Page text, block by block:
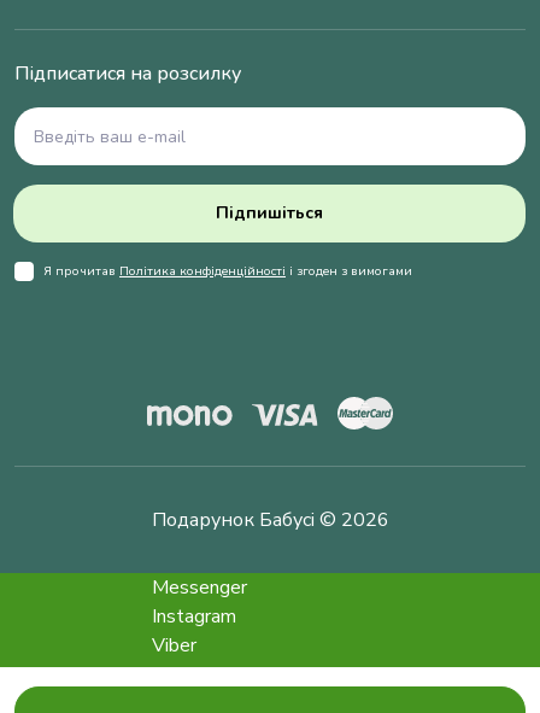
Підписатися на розсилку
Підпишіться
Я прочитав Політика конфіденційності і згоден з вимогами
Подарунок Бабусі © 2026
Messenger
Instagram
Viber
Telegram